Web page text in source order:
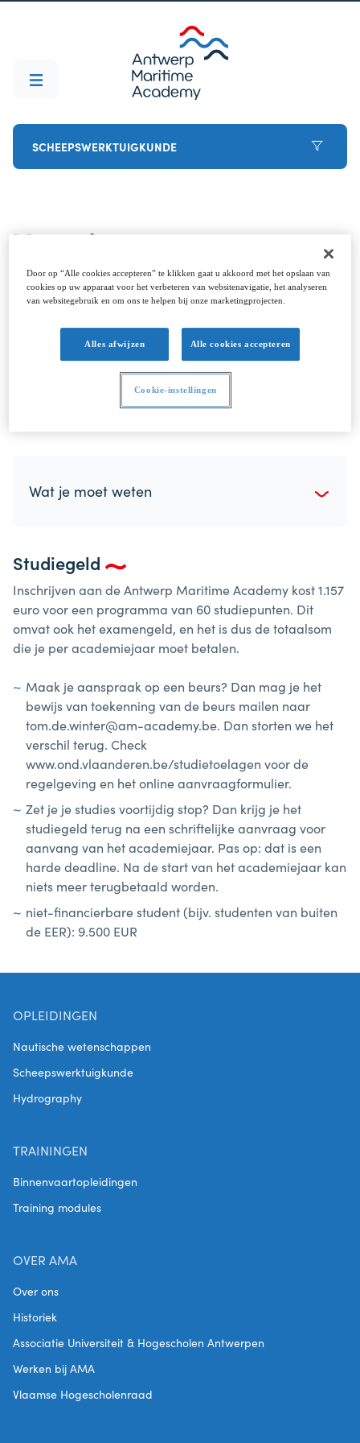
SCHEEPSWERKTUIGKUNDE
Voor je start
Besloten om ervoor te gaan? Welkom aan boord
(dat is de laatste woordspeling, beloofd). Om de
start helemaal vlekkeloos te laten verlopen, breng
je best deze puntjes vooraf in orde. Neem gerust
contact op met de studentenadministratie als je
vragen hebt. We helpen je heel graag verder.
Wat je moet weten
Studiegeld
Inschrijven aan de Antwerp Maritime Academy kost 1.157
euro voor een programma van 60 studiepunten. Dit
omvat ook het examengeld, en het is dus de totaalsom
die je per academiejaar moet betalen.
Maak je aanspraak op een beurs? Dan mag je het
bewijs van toekenning van de beurs mailen naar
tom.de.winter@am-academy.be. Dan storten we het
verschil terug. Check
www.ond.vlaanderen.be/studietoelagen voor de
regelgeving en het online aanvraagformulier.
Zet je je studies voortijdig stop? Dan krijg je het
studiegeld terug na een schriftelijke aanvraag voor
aanvang van het academiejaar. Pas op: dat is een
harde deadline. Na de start van het academiejaar kan
niets meer terugbetaald worden.
niet-financierbare student (bijv. studenten van buiten
de EER): 9.500 EUR
OPLEIDINGEN
Nautische wetenschappen
Scheepswerktuigkunde
Hydrography
TRAININGEN
Binnenvaartopleidingen
Training modules
OVER AMA
Over ons
Historiek
Associatie Universiteit & Hogescholen Antwerpen
Werken bij AMA
Vlaamse Hogescholenraad
Door op “Alle cookies accepteren” te klikken gaat u akkoord met het opslaan van
cookies op uw apparaat voor het verbeteren van websitenavigatie, het analyseren
van websitegebruik en om ons te helpen bij onze marketingprojecten.
Alles afwijzen Alle cookies accepteren
Cookie-instellingen